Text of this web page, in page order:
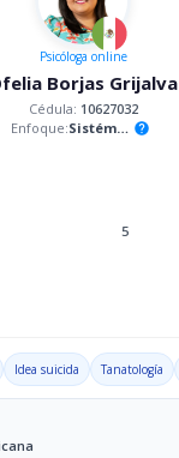
Psicóloga online
Borjas Grijalva
Cédula: 10627032
Enfoque:
Sistémico help
5
Idea suicida Tanatología